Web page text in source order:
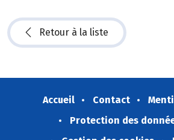
Retour à la liste
Accueil Contact
Protection des